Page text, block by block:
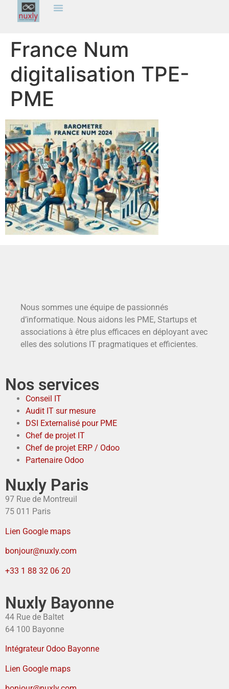
France Num
digitalisation TPE-
PME
Nous sommes une équipe de passionnés
d’informatique. Nous aidons les PME, Startups et
associations à être plus efficaces en déployant avec
elles des solutions IT pragmatiques et efficientes.
Nos services
Conseil IT
Audit IT sur mesure
DSI Externalisé pour PME
Chef de projet IT
Chef de projet ERP / Odoo
Partenaire Odoo
Nuxly Paris
97 Rue de Montreuil
75 011 Paris
Lien Google maps
bonjour@nuxly.com
+33 1 88 32 06 20
Nuxly Bayonne
44 Rue de Baltet
64 100 Bayonne
Intégrateur Odoo Bayonne
Lien Google maps